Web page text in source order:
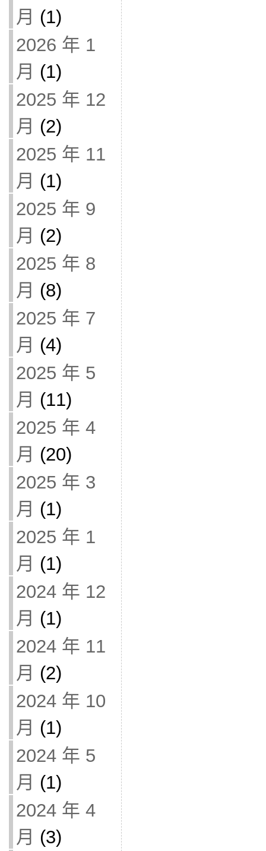
月 (1)
2026 年 1
月 (1)
2025 年 12
月 (2)
2025 年 11
月 (1)
2025 年 9
月 (2)
2025 年 8
月 (8)
2025 年 7
月 (4)
2025 年 5
月 (11)
2025 年 4
月 (20)
2025 年 3
月 (1)
2025 年 1
月 (1)
2024 年 12
月 (1)
2024 年 11
月 (2)
2024 年 10
月 (1)
2024 年 5
月 (1)
2024 年 4
月 (3)